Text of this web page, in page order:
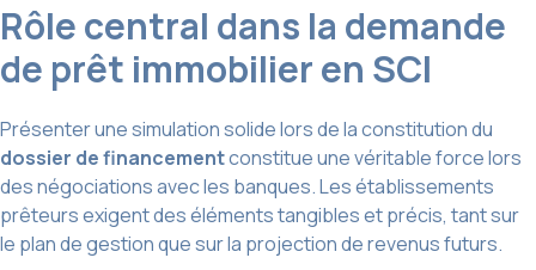
Rôle central dans la demande
de prêt immobilier en SCI
Présenter une simulation solide lors de la constitution du
dossier de financementconstitue une véritable force lors
des négociations avec les banques. Les établissements
prêteurs exigent des éléments tangibles et précis, tant sur
le plan de gestion que sur la projection de revenus futurs.